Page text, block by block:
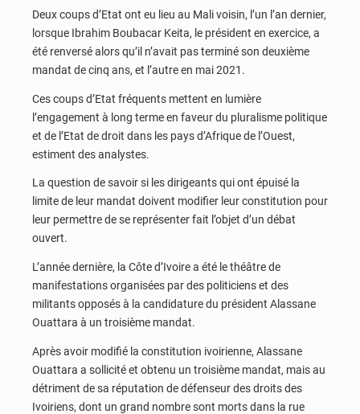
Deux coups d’Etat ont eu lieu au Mali voisin, l’un l’an dernier,
lorsque Ibrahim Boubacar Keita, le président en exercice, a
été renversé alors qu’il n’avait pas terminé son deuxième
mandat de cinq ans, et l’autre en mai 2021.
Ces coups d’Etat fréquents mettent en lumière
l’engagement à long terme en faveur du pluralisme politique
et de l’Etat de droit dans les pays d’Afrique de l’Ouest,
estiment des analystes.
La question de savoir si les dirigeants qui ont épuisé la
limite de leur mandat doivent modifier leur constitution pour
leur permettre de se représenter fait l’objet d’un débat
ouvert.
L’année dernière, la Côte d’Ivoire a été le théâtre de
manifestations organisées par des politiciens et des
militants opposés à la candidature du président Alassane
Ouattara à un troisième mandat.
Après avoir modifié la constitution ivoirienne, Alassane
Ouattara a sollicité et obtenu un troisième mandat, mais au
détriment de sa réputation de défenseur des droits des
Ivoiriens, dont un grand nombre sont morts dans la rue